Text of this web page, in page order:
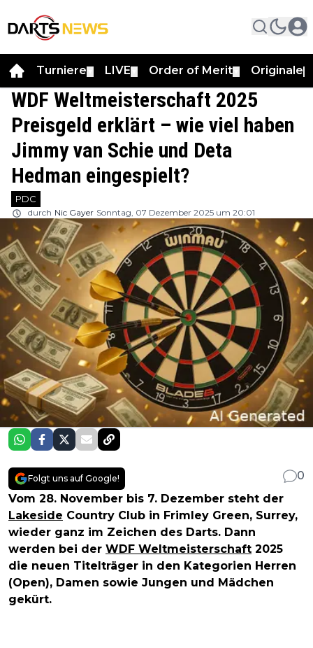
Turniere LIVE Order of Merit Originale
WDF Weltmeisterschaft 2025
Preisgeld erklärt – wie viel haben
Jimmy van Schie und Deta
Hedman eingespielt?
PDC
durch Nic Gayer Sonntag, 07 Dezember 2025 um 20:01
Folgt uns auf Google!
0
Vom 28. November bis 7. Dezember steht der
Lakeside Country Club in Frimley Green, Surrey,
wieder ganz im Zeichen des Darts. Dann
werden bei der WDF Weltmeisterschaft 2025
die neuen Titelträger in den Kategorien Herren
(Open), Damen sowie Jungen und Mädchen
gekürt.